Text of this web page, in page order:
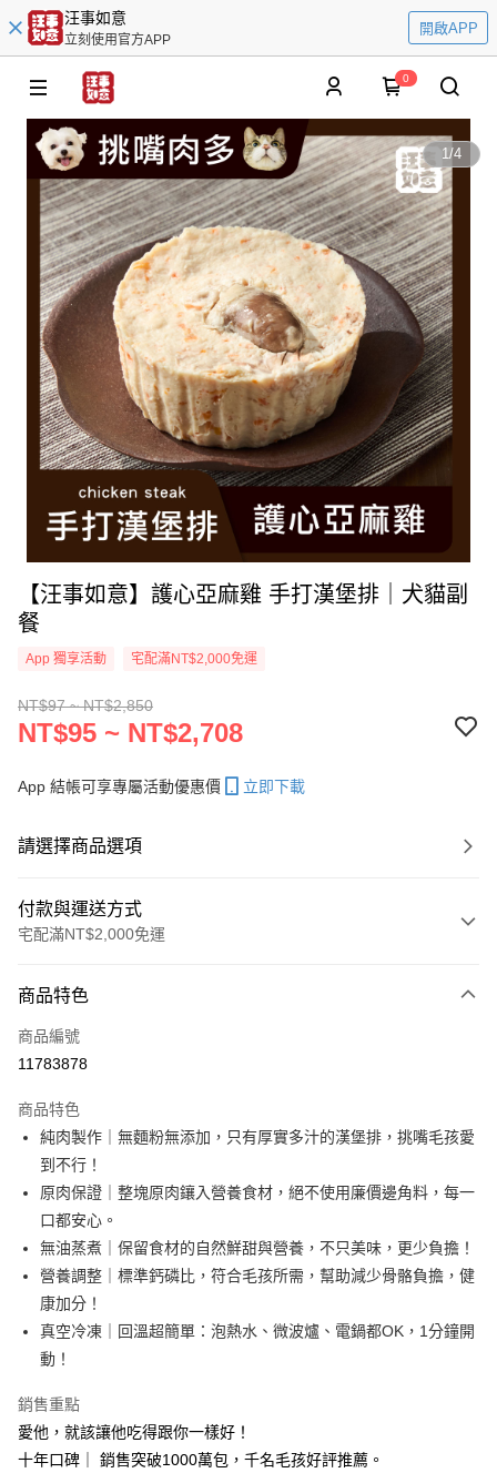
汪事如意
立刻使用官方APP
開啟APP
0
1/4
【汪事如意】護心亞麻雞 手打漢堡排｜犬貓副
餐
App 獨享活動 宅配滿NT$2,000免運
NT$97 ~ NT$2,850
NT$95 ~ NT$2,708
App 結帳可享專屬活動優惠價 立即下載
請選擇商品選項
付款與運送方式
宅配滿NT$2,000免運
信用卡一次付款
信用卡分期付款
合作金庫商業銀行
華南商業銀行
彰化商業銀行
上海商業儲蓄銀行
國泰世華商業銀行
兆豐國際商業銀行
臺灣中小企業銀行
匯豐（台灣）商業銀行
華泰商業銀行
聯邦商業銀行
遠東國際商業銀行
元大商業銀行
永豐商業銀行
玉山商業銀行
台新國際商業銀行
中國信託商業銀行
台灣樂天信用卡公司
LINE Pay
Apple Pay
街口支付
Google Pay
大哥付你分期
相關說明
1.本服務由台灣大哥大提供，台灣大哥大用戶可立即使用無須另外申請。
2.付款方式選擇「大哥付你分期」，訂單成立後會自動跳轉到大哥付的交易
流程，驗證手機門號後，選擇欲分期的期數、繳款截止日，確認付款後即完
成交易。
ATM付款
貨到付款
商品特色
商品編號
11783878
商品特色
純肉製作｜無麵粉無添加，只有厚實多汁的漢堡排，挑嘴毛孩愛
到不行！
原肉保證｜整塊原肉鑲入營養食材，絕不使用廉價邊角料，每一
口都安心。
無油蒸煮｜保留食材的自然鮮甜與營養，不只美味，更少負擔！
營養調整｜標準鈣磷比，符合毛孩所需，幫助減少骨骼負擔，健
康加分！
真空冷凍｜回溫超簡單：泡熱水、微波爐、電鍋都OK，1分鐘開
動！
銷售重點
愛他，就該讓他吃得跟你一樣好！
十年口碑｜ 銷售突破1000萬包，千名毛孩好評推薦。